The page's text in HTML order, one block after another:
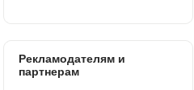
Рекламодателям и
партнерам